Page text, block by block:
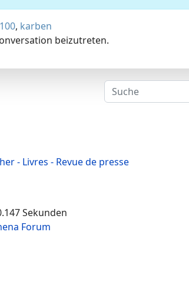
, karben
beizutreten.
- Livres - Revue de presse
Sekunden
Forum